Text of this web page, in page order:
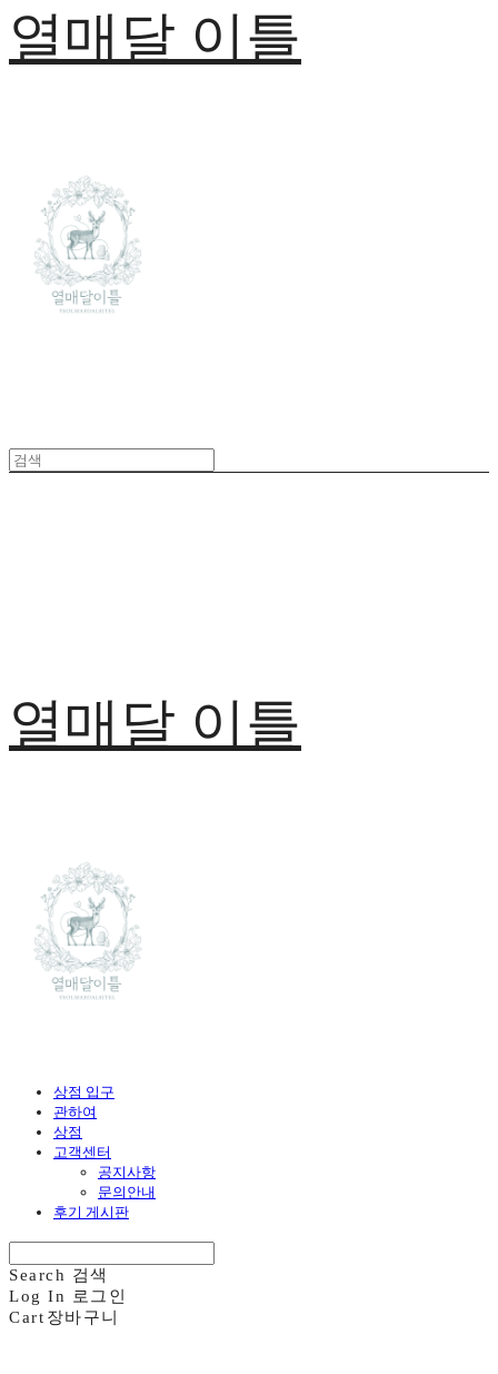
열매달 이틀
열매달 이틀
상점 입구
관하여
상점
고객센터
공지사항
문의안내
후기 게시판
Search 검색
Log In
로그인
Cart 장바구니